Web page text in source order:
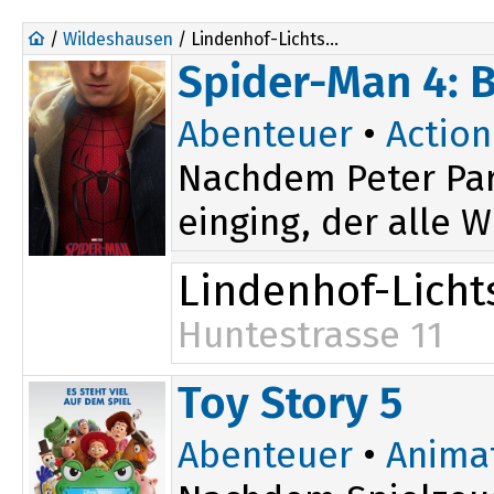
/ Wildeshausen / Lindenhof-Lichtspiele
Spider-Man 4:
Abenteuer • Action
Nachdem Peter
einging, der alle
Lindenhof-
Huntestrasse 11
19:30
Toy Story 5
Abenteuer •